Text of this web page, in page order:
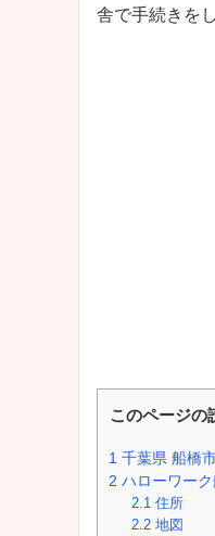
舎で手続きを
このページの
1 千葉県 船橋
2 ハローワー
2.1 住所
2.2 地図